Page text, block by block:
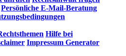
Persönliche E-Mail-Beratung
Hilfe bei
Impressum Generator